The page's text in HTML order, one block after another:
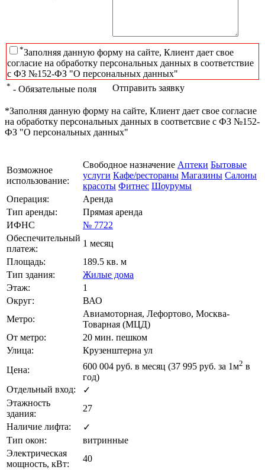
*Заполняя данную форму на сайте, Клиент дает свое
согласие на обработку персональных данных в соответствие
с ФЗ №152-ФЗ "О персональных данных"
* - Обязательные поля Отправить заявку
*Заполняя данную форму на сайте, Клиент дает свое согласие
на обработку персональных данных в соответсвие с ФЗ №152-
ФЗ "О персональных данных"
Возможное
использование:
Свободное назначение Аптеки Бытовые
услуги Кафе/рестораны Магазины Салоны
красоты Фитнес Шоурумы
Операция:
Аренда
Тип аренды:
Прямая аренда
ИФНС
№ 7722
Обеспечительный
платеж:
1 месяц
Площадь:
189.5 кв. м
Тип здания:
Жилые дома
Этаж:
1
Округ:
ВАО
Метро:
Авиамоторная, Лефортово, Москва-
Товарная (МЦД)
От метро:
20 мин. пешком
Улица:
Крузенштерна ул
Цена:
600 004 руб. в месяц (37 995 руб. за 1м2 в
год)
Отдельный вход:
✓
Этажность
здания:
27
Наличие лифта:
✓
Тип окон:
витринные
Электрическая
мощность, кВт:
40